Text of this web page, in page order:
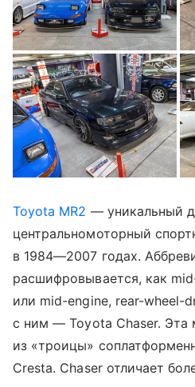
Toyota MR2 — уникальный
центральномоторный
в 1984—2007 годах.
расшифровывается, как
или mid-engine, rear-wheel-
с ним — Toyota Chaser.
из «троицы»
Cresta. Chaser отличает